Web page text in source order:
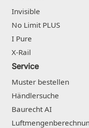
Invisible
No Limit PLUS
I Pure
X-Rail
Service
Muster bestellen
Händlersuche
Baurecht AI